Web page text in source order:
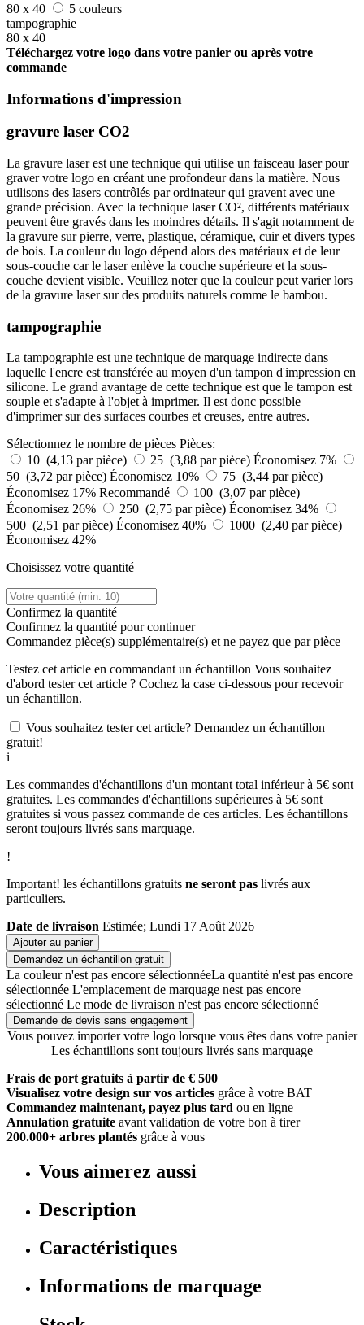
80 x 40
5 couleurs
tampographie
80 x 40
Téléchargez votre logo dans votre panier ou après votre
commande
Informations d'impression
gravure laser CO2
La gravure laser est une technique qui utilise un faisceau laser pour
graver votre logo en créant une profondeur dans la matière. Nous
utilisons des lasers contrôlés par ordinateur qui gravent avec une
grande précision. Avec la technique laser CO², différents matériaux
peuvent être gravés dans les moindres détails. Il s'agit notamment de
la gravure sur pierre, verre, plastique, céramique, cuir et divers types
de bois. La couleur du logo dépend alors des matériaux et de leur
sous-couche car le laser enlève la couche supérieure et la sous-
couche devient visible. Veuillez noter que la couleur peut varier lors
de la gravure laser sur des produits naturels comme le bambou.
tampographie
La tampographie est une technique de marquage indirecte dans
laquelle l'encre est transférée au moyen d'un tampon d'impression en
silicone. Le grand avantage de cette technique est que le tampon est
souple et s'adapte à l'objet à imprimer. Il est donc possible
d'imprimer sur des surfaces courbes et creuses, entre autres.
Sélectionnez le nombre de pièces Pièces:
10 (4,13 par pièce)
25 (3,88 par pièce) Économisez 7%
50 (3,72 par pièce) Économisez 10%
75 (3,44 par pièce)
Économisez 17% Recommandé
100 (3,07 par pièce)
Économisez 26%
250 (2,75 par pièce) Économisez 34%
500 (2,51 par pièce) Économisez 40%
1000 (2,40 par pièce)
Économisez 42%
Choisissez votre quantité
Confirmez la quantité
Confirmez la quantité pour continuer
Commandez pièce(s) supplémentaire(s) et ne payez que par pièce
Testez cet article en commandant un échantillon Vous souhaitez
d'abord tester cet article ? Cochez la case ci-dessous pour recevoir
un échantillon.
Vous souhaitez tester cet article? Demandez un échantillon
gratuit!
i
Les commandes d'échantillons d'un montant total inférieur à 5€ sont
gratuites. Les commandes d'échantillons supérieures à 5€ sont
gratuites si vous passez commande de ces articles. Les échantillons
seront toujours livrés sans marquage.
!
Important! les échantillons gratuits ne seront pas livrés aux
particuliers.
Date de livraison Estimée; Lundi 17 Août 2026
Ajouter au panier
Demandez un échantillon gratuit
La couleur n'est pas encore sélectionnéeLa quantité n'est pas encore
sélectionnée L'emplacement de marquage nest pas encore
sélectionné Le mode de livraison n'est pas encore sélectionné
Demande de devis sans engagement
Vous pouvez importer votre logo lorsque vous êtes dans votre panier
Les échantillons sont toujours livrés sans marquage
Frais de port gratuits à partir de € 500
Visualisez votre design sur vos articles grâce à votre BAT
Commandez maintenant, payez plus tard ou en ligne
Annulation gratuite avant validation de votre bon à tirer
200.000+ arbres plantés grâce à vous
Vous aimerez aussi
Description
Caractéristiques
Informations de marquage